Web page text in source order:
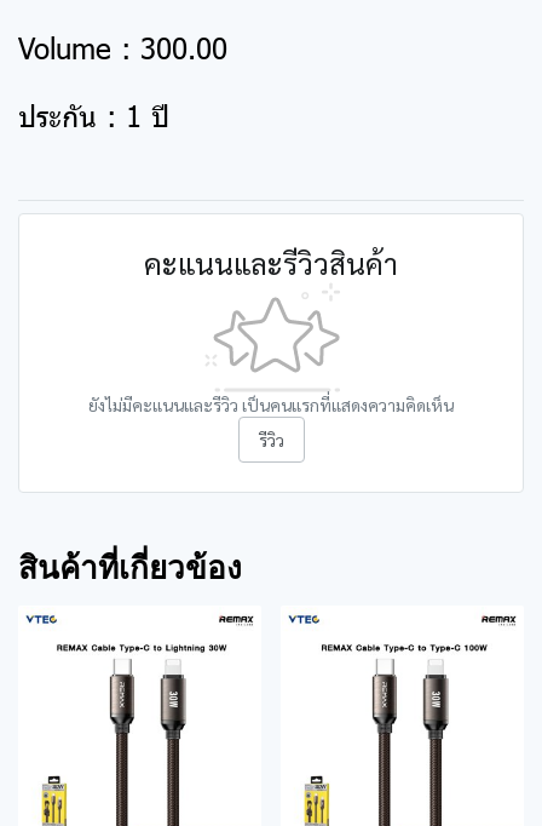
Volume : 300.00
ประกัน : 1 ปี
คะแนนและรีวิวสินค้า
ยังไม่มีคะแนนและรีวิว เป็นคนแรกที่แสดงความคิดเห็น
รีวิว
สินค้าที่เกี่ยวข้อง